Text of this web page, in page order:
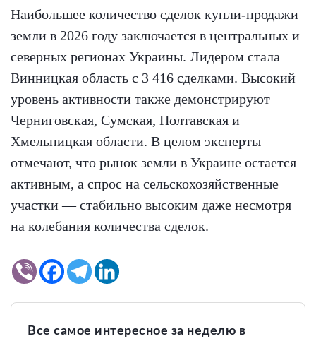
Наибольшее количество сделок купли-продажи
земли в 2026 году заключается в центральных и
северных регионах Украины. Лидером стала
Винницкая область с 3 416 сделками. Высокий
уровень активности также демонстрируют
Черниговская, Сумская, Полтавская и
Хмельницкая области. В целом эксперты
отмечают, что рынок земли в Украине остается
активным, а спрос на сельскохозяйственные
участки — стабильно высоким даже несмотря
на колебания количества сделок.
Все самое интересное за неделю в